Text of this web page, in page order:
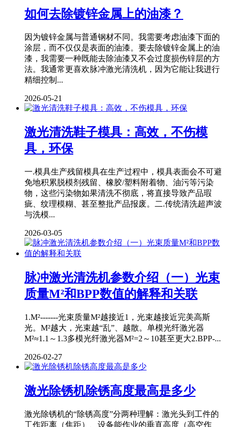
如何去除镀锌金属上的油漆？
因为镀锌金属与普通钢材不同。我需要考虑油漆下面的
涂层，而不仅仅是表面的油漆。要去除镀锌金属上的油
漆，我需要一种既能去除油漆又不会过度损伤锌层的方
法。我通常更喜欢脉冲激光清洗机，因为它能让我进行
精细控制...
2026-05-21
激光清洗鞋子模具：高效，不伤模
具，环保
一.模具生产残留模具在生产过程中，模具表面会不可避
免地积累脱模剂残留、橡胶/塑料附着物、油污等污染
物，这些污染物如果清洗不彻底，将直接导致产品瑕
疵、纹理模糊、甚至整批产品报废。二.传统清洗超声波
与洗模...
2026-03-05
脉冲激光清洗机参数介绍（一）光束
质量M²和BPP数值的解释和关联
1.M²-------光束质量M²越接近1，光束越接近完美高斯
光。M²越大，光束越“乱”、越散。单模光纤激光器
M²≈1.1～1.3多模光纤激光器M²=2～10甚至更大2.BPP-...
2026-02-27
激光除锈机除锈高度最高是多少
激光除锈机的“除锈高度”分两种理解：激光头到工件的
工作距离（焦距）、设备能作业的垂直高度（高空作